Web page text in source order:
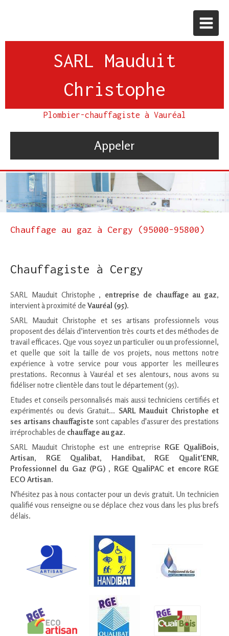
SARL Mauduit
Christophe
Plombier-chauffagiste à Vauréal
Appeler
Chauffage au gaz à Cergy (95000-95800)
Chauffagiste à Cergy
SARL Mauduit Christophe , entreprise de chauffage au gaz,
intervient à proximité de Vauréal (95).
SARL Mauduit Christophe et ses artisans professionnels vous
proposent des délais d’intervention très courts et des méthodes de
travail efficaces. Que vous soyez un particulier ou un professionnel,
et quelle que soit la taille de vos projets, nous mettons notre
expérience à votre service pour vous apporter les meilleures
prestations. Reconnus à Vauréal et ses alentours, nous avons su
fidéliser notre clientèle dans tout le département (95).
Etudes et conseils personnalisés mais aussi techniciens certifiés et
expérimentés ou devis Gratuit... SARL Mauduit Christophe et
ses artisans chauffagiste sont capables d'assurer des prestations
irréprochables de chauffage au gaz.
SARL Mauduit Christophe est une entreprise RGE QualiBois,
Artisan, RGE Qualibat, Handibat, RGE Qualit'ENR,
Professionnel du Gaz (PG) , RGE QualiPAC et encore RGE
ECO Artisan.
N'hésitez pas à nous contacter pour un devis gratuit. Un technicien
qualifié vous renseigne ou se déplace chez vous dans les plus brefs
délais.